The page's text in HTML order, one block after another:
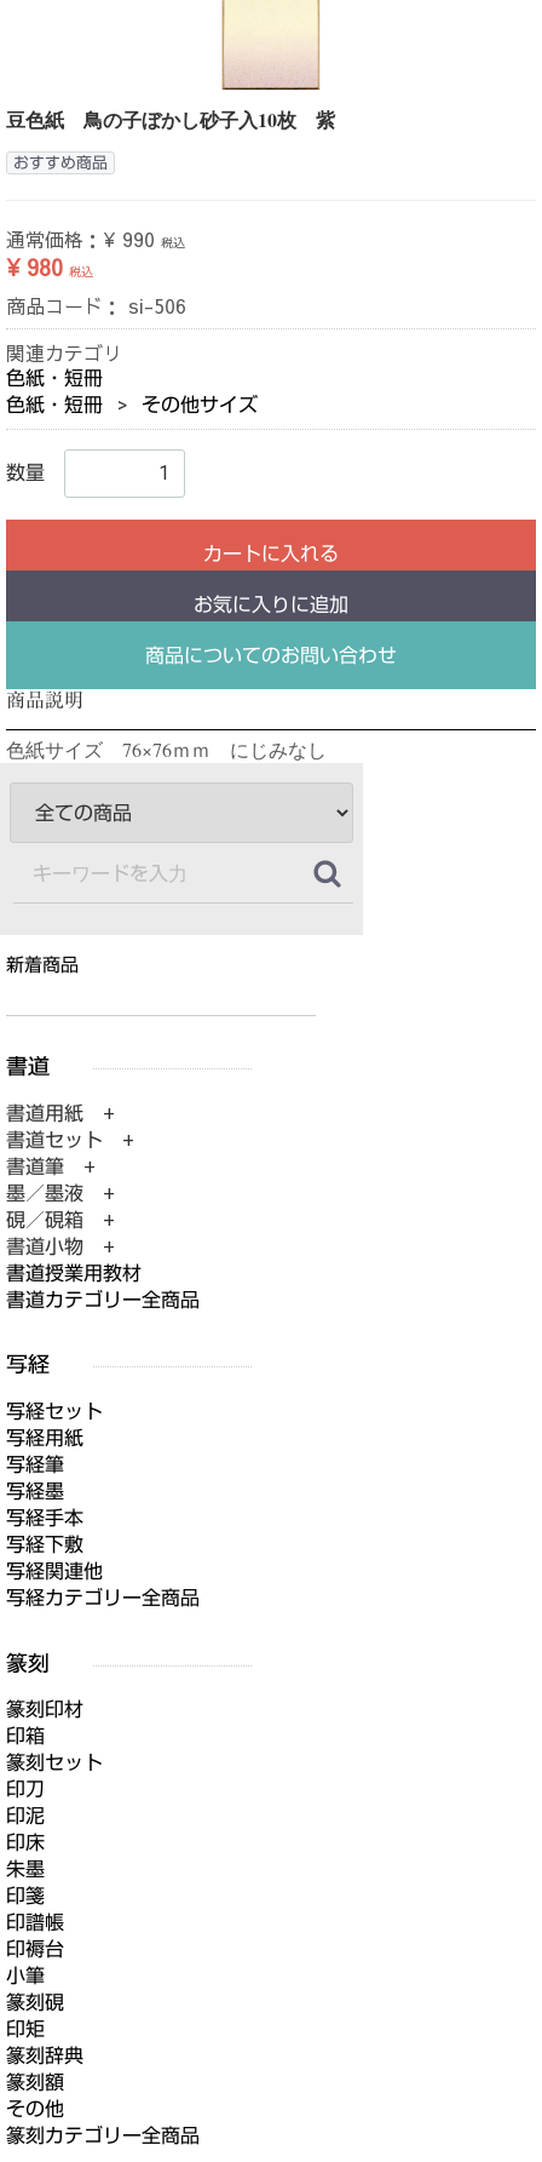
豆色紙 鳥の子ぼかし砂子入10枚 紫
おすすめ商品
通常価格： ¥ 990 税込
¥ 980 税込
商品コード： si-506
関連カテゴリ
色紙・短冊
色紙・短冊
その他サイズ
数量
カートに入れる
お気に入りに追加
商品についてのお問い合わせ
商品説明
色紙サイズ 76×76ｍｍ にじみなし
新着商品
書道用紙 +
書道セット +
書道筆 +
墨／墨液 +
硯／硯箱 +
書道小物 +
書道授業用教材
書道カテゴリー全商品
写経セット
写経用紙
写経筆
写経墨
写経手本
写経下敷
写経関連他
写経カテゴリー全商品
篆刻印材
印箱
篆刻セット
印刀
印泥
印床
朱墨
印箋
印譜帳
印褥台
小筆
篆刻硯
印矩
篆刻辞典
篆刻額
その他
篆刻カテゴリー全商品